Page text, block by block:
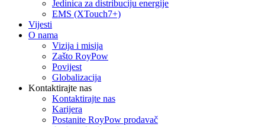
Jedinica za distribuciju energije
EMS (XTouch7+)
Vijesti
O nama
Vizija i misija
Zašto RoyPow
Povijest
Globalizacija
Kontaktirajte nas
Kontaktirajte nas
Karijera
Postanite RoyPow prodavač